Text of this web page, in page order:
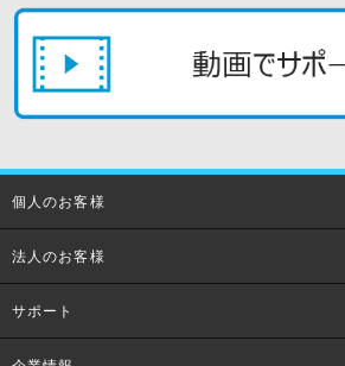
個人のお客様
法人のお客様
サポート